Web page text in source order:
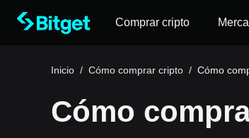
Comprar cripto
Inicio / Cómo comprar cripto / Cómo
Cómo